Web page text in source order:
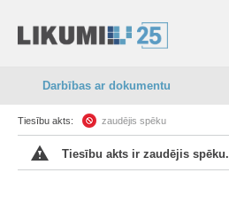
Darbības ar dokumentu
Tiesību akts: zaudējis spēku
Tiesību akts ir zaudējis spēku.